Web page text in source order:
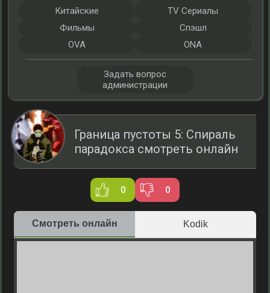
Граница пустоты 5: Спираль
парадокса смотреть онлайн
0 0
Смотреть онлайн Kodik
Китайские
TV Сериалы
Фильмы
Спэшл
OVA
ONA
Задать вопрос
администрации